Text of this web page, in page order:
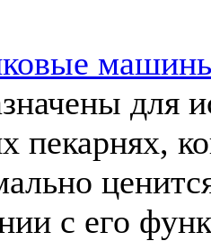
для
пекарнях,
с его